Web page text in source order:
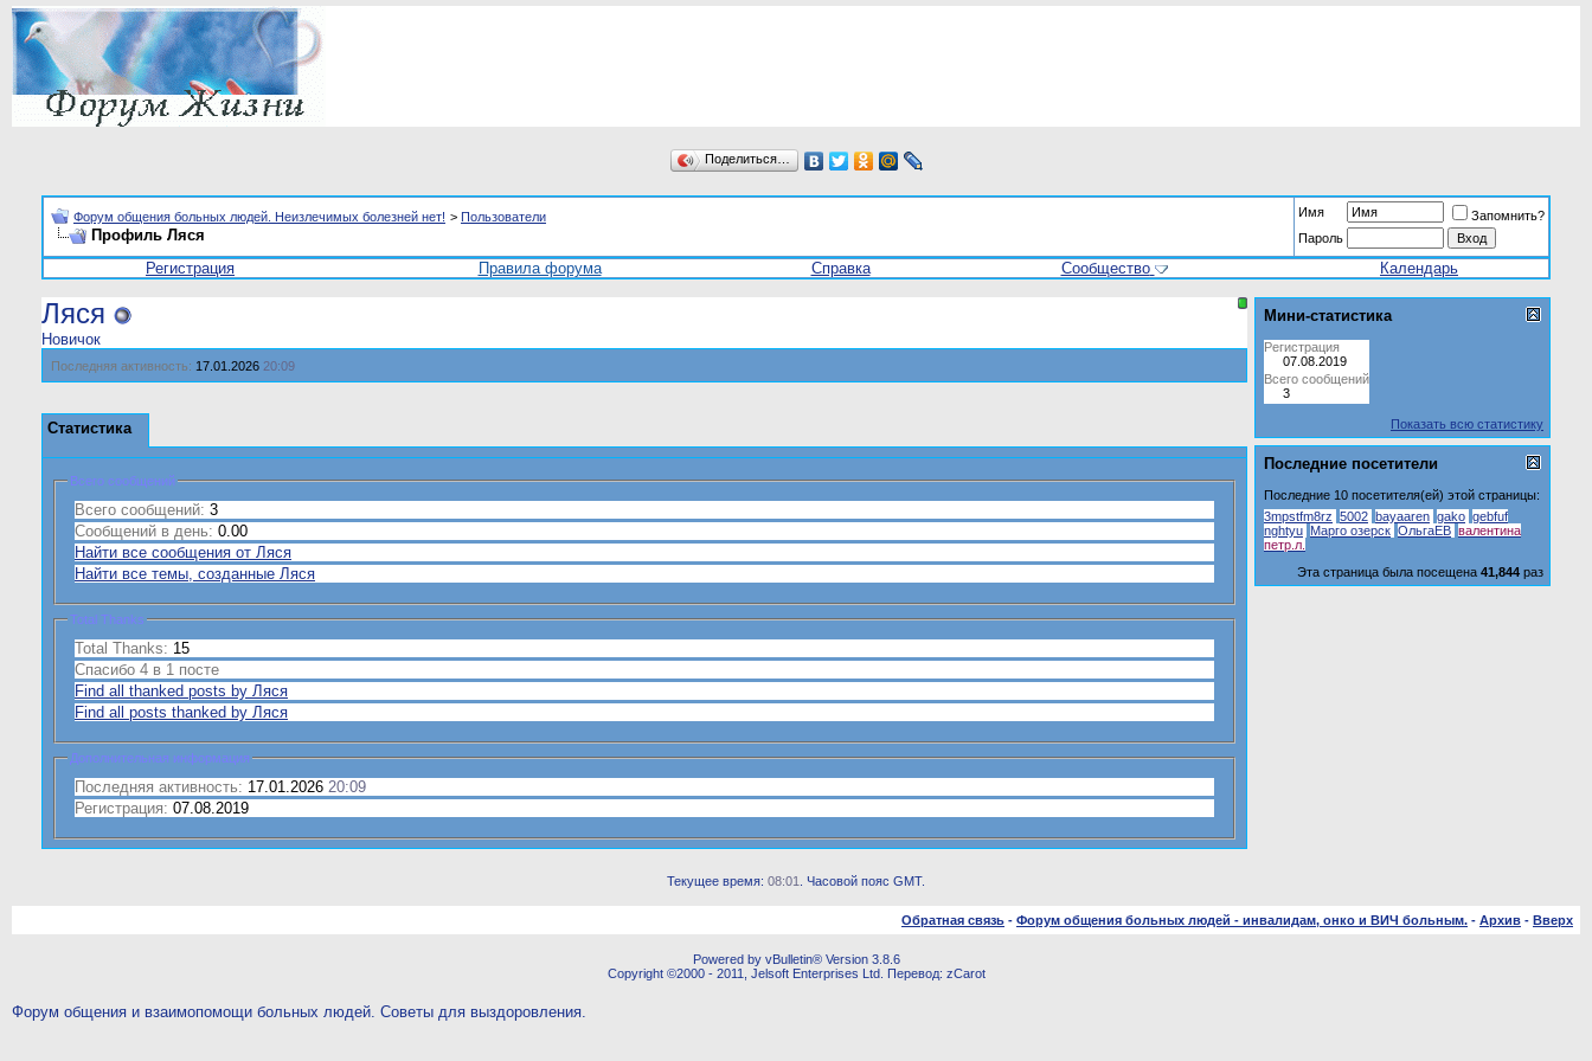
Поделиться…
Форум общения больных людей. Неизлечимых болезней нет! > Пользователи
Профиль Ляся
Имя
Запомнить?
Пароль
Регистрация Правила форума Справка Сообщество Календарь
Ляся
Новичок
Последняя активность: 17.01.2026 20:09
Статистика
Всего сообщений
Всего сообщений: 3
Сообщений в день: 0.00
Найти все сообщения от Ляся
Найти все темы, созданные Ляся
Total Thanks
Total Thanks: 15
Спасибо 4 в 1 посте
Find all thanked posts by Ляся
Find all posts thanked by Ляся
Дополнительная информация
Последняя активность: 17.01.2026 20:09
Регистрация: 07.08.2019
Мини-статистика
Регистрация
07.08.2019
Всего сообщений
3
Показать всю статистику
Последние посетители
Последние 10 посетителя(ей) этой страницы:
3mpstfm8rz 5002 bayaaren gako gebfuf
nghtyu Марго озерск ОльгаЕВ валентинa
петр.л.
Эта страница была посещена 41,844 раз
Текущее время: 08:01 . Часовой пояс GMT.
Обратная связь - Форум общения больных людей - инвалидам, онко и ВИЧ больным. - Архив - Вверх
Powered by vBulletin® Version 3.8.6
Copyright ©2000 - 2011, Jelsoft Enterprises Ltd. Перевод: zCarot
Форум общения и взаимопомощи больных людей. Советы для выздоровления.